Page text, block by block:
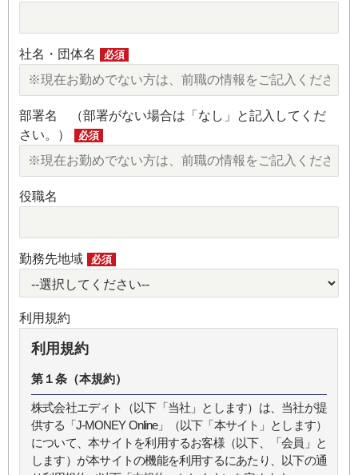
社名・団体名 必須
部署名 （部署がない場合は「なし」と記入してくだ
さい。）
必須
役職名
勤務先地域 必須
利用規約
利用規約
第１条（本規約）
株式会社エディト（以下「当社」とします）は、当社が提
供する「J-MONEY Online」（以下「本サイト」とします）
について、本サイトを利用するお客様（以下、「会員」と
します）が本サイトの機能を利用するにあたり、以下の通